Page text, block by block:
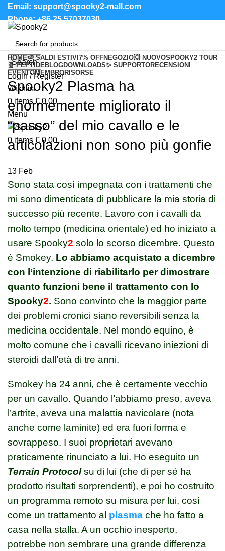
Email: support@spooky2-mall.com
Phone: +86 25 57037030
Search
Login / Register
Wishlist
0items €0.00
Menu
0 items € 0.00
HOME🍉 SALDI ESTIVI 7% OFFNEGOZIO💥 NUOVOSPOOKY2 TOUR
🧬 PEPTIDEBLOGDOWNLOADS✨ SUPPORTORECENSIONI
EVENTOMEMBRORISORSE
Spooky2 Plasma ha
enormemente migliorato il
“passo” del mio cavallo e le
articolazioni non sono più gonfie
13 Feb
Sono stata così impegnata con i trattamenti che
mi sono dimenticata di pubblicare la mia storia di
successo più recente. Lavoro con i cavalli da
molto tempo (medicina orientale) ed ho iniziato a
usare Spooky2 solo lo scorso dicembre. Questo
è Smokey. Lo abbiamo acquistato a dicembre
con l’intenzione di riabilitarlo per dimostrare
quanto funzioni bene il trattamento con lo
Spooky2. Sono convinto che la maggior parte
dei problemi cronici siano reversibili senza la
medicina occidentale. Nel mondo equino, è
molto comune che i cavalli ricevano iniezioni di
steroidi dall’età di tre anni.
Smokey ha 24 anni, che è certamente vecchio
per un cavallo. Quando l’abbiamo preso, aveva
l’artrite, aveva una malattia navicolare (nota
anche come laminite) ed era fuori forma e
sovrappeso. I suoi proprietari avevano
praticamente rinunciato a lui. Ho eseguito un
Terrain Protocolsu di lui (che di per sé ha
prodotto risultati sorprendenti), e poi ho costruito
un programma remoto su misura per lui, così
come un trattamento al plasma che ho fatto a
casa nella stalla. A un occhio inesperto,
potrebbe non sembrare una grande differenza